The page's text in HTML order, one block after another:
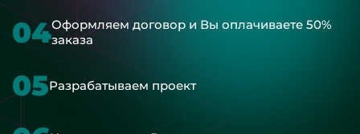
04Оформляем договор и Вы оплачиваете 50%
заказа
05Разрабатываем проект